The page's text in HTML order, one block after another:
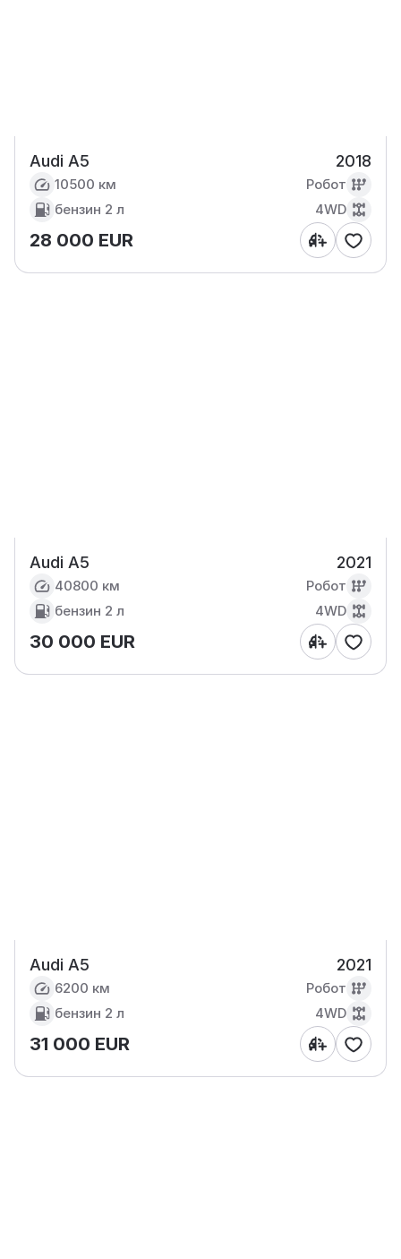
Audi A5 2018
10500 км
Робот
бензин 2 л 4WD
28 000 EUR
Audi A5 2021
40800 км
Робот
бензин 2 л 4WD
30 000 EUR
Audi A5 2021
6200 км
Робот
бензин 2 л 4WD
31 000 EUR